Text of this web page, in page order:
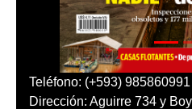
Teléfono: (+593) 985860991
Dirección: Aguirre 734 y